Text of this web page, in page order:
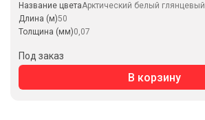
Название цветаАрктический белый глянцевый
Длина (м)50
Толщина (мм)0,07
Под заказ
В корзину